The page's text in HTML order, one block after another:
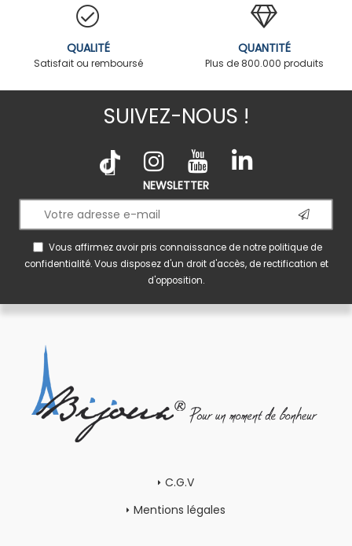
QUALITÉ
Satisfait ou remboursé
QUANTITÉ
Plus de 800.000 produits
SUIVEZ-NOUS !
NEWSLETTER
Vous affirmez avoir pris connaissance de notrepolitique de
confidentialité. Vous disposez d'un droit d'accès, de rectification et
d'opposition.
C.G.V
Mentions légales